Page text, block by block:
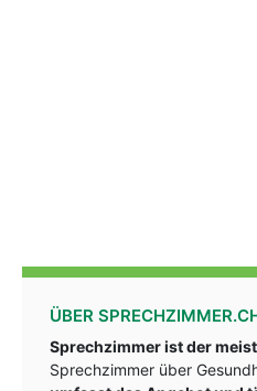
ÜBER
Sprechzimmer ist der
Sprechzimmer über